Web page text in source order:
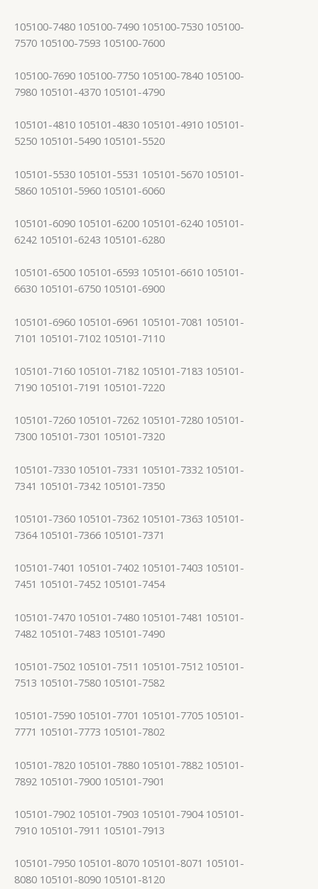
105100-7480 105100-7490 105100-7530 105100-
7570 105100-7593 105100-7600
105100-7690 105100-7750 105100-7840 105100-
7980 105101-4370 105101-4790
105101-4810 105101-4830 105101-4910 105101-
5250 105101-5490 105101-5520
105101-5530 105101-5531 105101-5670 105101-
5860 105101-5960 105101-6060
105101-6090 105101-6200 105101-6240 105101-
6242 105101-6243 105101-6280
105101-6500 105101-6593 105101-6610 105101-
6630 105101-6750 105101-6900
105101-6960 105101-6961 105101-7081 105101-
7101 105101-7102 105101-7110
105101-7160 105101-7182 105101-7183 105101-
7190 105101-7191 105101-7220
105101-7260 105101-7262 105101-7280 105101-
7300 105101-7301 105101-7320
105101-7330 105101-7331 105101-7332 105101-
7341 105101-7342 105101-7350
105101-7360 105101-7362 105101-7363 105101-
7364 105101-7366 105101-7371
105101-7401 105101-7402 105101-7403 105101-
7451 105101-7452 105101-7454
105101-7470 105101-7480 105101-7481 105101-
7482 105101-7483 105101-7490
105101-7502 105101-7511 105101-7512 105101-
7513 105101-7580 105101-7582
105101-7590 105101-7701 105101-7705 105101-
7771 105101-7773 105101-7802
105101-7820 105101-7880 105101-7882 105101-
7892 105101-7900 105101-7901
105101-7902 105101-7903 105101-7904 105101-
7910 105101-7911 105101-7913
105101-7950 105101-8070 105101-8071 105101-
8080 105101-8090 105101-8120